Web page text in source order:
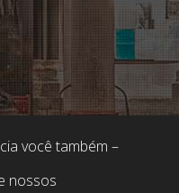
você também –
nossos